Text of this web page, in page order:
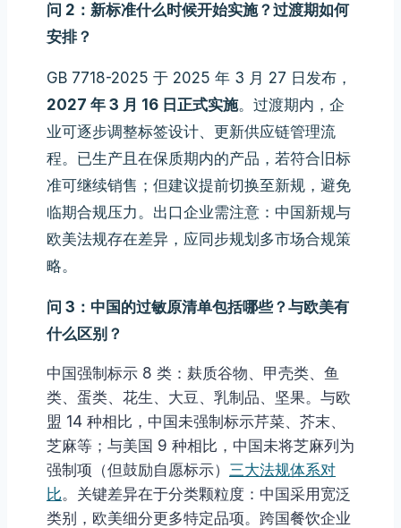
问 2：新标准什么时候开始实施？过渡期如何
安排？
GB 7718-2025 于 2025 年 3 月 27 日发布，
2027 年 3 月 16 日正式实施。过渡期内，企
业可逐步调整标签设计、更新供应链管理流
程。已生产且在保质期内的产品，若符合旧标
准可继续销售；但建议提前切换至新规，避免
临期合规压力。出口企业需注意：中国新规与
欧美法规存在差异，应同步规划多市场合规策
略。
问 3：中国的过敏原清单包括哪些？与欧美有
什么区别？
中国强制标示 8 类：麸质谷物、甲壳类、鱼
类、蛋类、花生、大豆、乳制品、坚果。与欧
盟 14 种相比，中国未强制标示芹菜、芥末、
芝麻等；与美国 9 种相比，中国未将芝麻列为
强制项（但鼓励自愿标示） 三大法规体系对
比。关键差异在于分类颗粒度：中国采用宽泛
类别，欧美细分更多特定品项。跨国餐饮企业